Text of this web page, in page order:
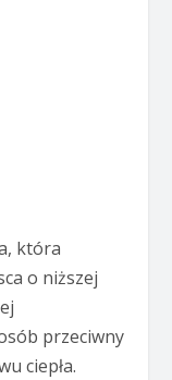
która
o niższej
przeciwny
ciepła.